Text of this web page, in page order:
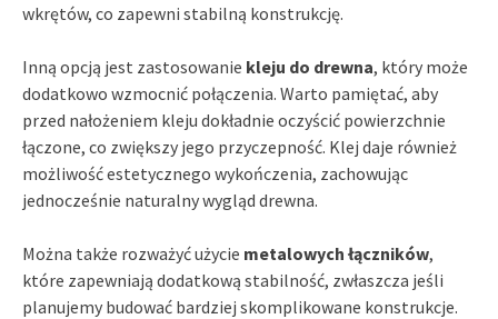
wkrętów, co zapewni stabilną konstrukcję.
Inną opcją jest zastosowanie kleju do drewna, który może
dodatkowo wzmocnić połączenia. Warto pamiętać, aby
przed nałożeniem kleju dokładnie oczyścić powierzchnie
łączone, co zwiększy jego przyczepność. Klej daje również
możliwość estetycznego wykończenia, zachowując
jednocześnie naturalny wygląd drewna.
Można także rozważyć użycie metalowych łączników,
które zapewniają dodatkową stabilność, zwłaszcza jeśli
planujemy budować bardziej skomplikowane konstrukcje.